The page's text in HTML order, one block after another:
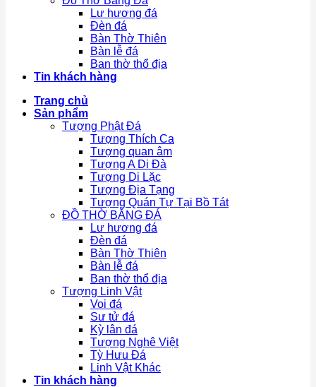
Lư hương đá
Đèn đá
Bàn Thờ Thiên
Bàn lễ đá
Ban thờ thổ địa
Tin khách hàng
Trang chủ
Sản phẩm
Tượng Phật Đá
Tượng Thích Ca
Tượng quan âm
Tượng A Di Đà
Tượng Di Lặc
Tượng Địa Tạng
Tượng Quán Tự Tại Bồ Tát
ĐỒ THỜ BẰNG ĐÁ
Lư hương đá
Đèn đá
Bàn Thờ Thiên
Bàn lễ đá
Ban thờ thổ địa
Tượng Linh Vật
Voi đá
Sư tử đá
Kỳ lân đá
Tượng Nghê Việt
Tỳ Hưu Đá
Linh Vật Khác
Tin khách hàng